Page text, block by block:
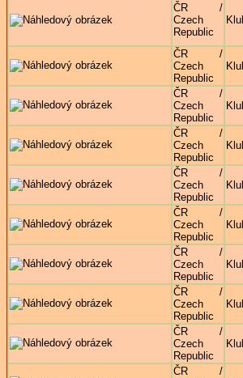
ČR /
Czech
Republic
ČR /
Czech
Republic
ČR /
Czech
Republic
ČR /
Czech
Republic
ČR /
Czech
Republic
ČR /
Czech
Republic
ČR /
Czech
Republic
ČR /
Czech
Republic
ČR /
Czech
Republic
ČR /